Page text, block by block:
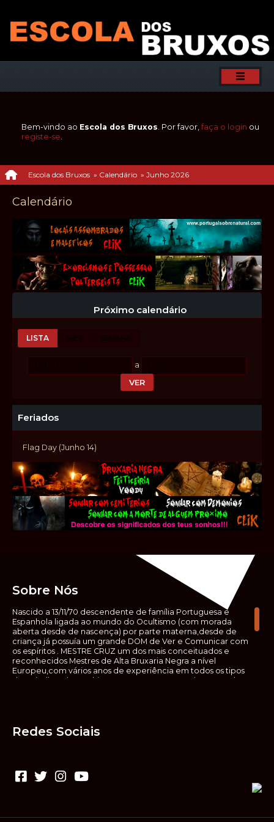
Bem-vindo ao Escola dos Bruxos. Por favor, faça o login ou
registe-se.
Escola dos Bruxos » Calendário » Junho 2026
Calendário
Próximo calendário
LISTA MÊS SEMANA
a
Feriados
Flag Day (Junho 14)
Sobre Nós
Nascido a 13/11/70 descendente de família Portuguesa e
Espanhola ligada ao mundo do Ocultismo (com morada
aberta desde de nascença) por parte materna,desde de
criança já possuía um grande DOM de Ver e Comunicar com
os espíritos . MESTRE CRUZ um dos mais conceituados e
reconhecidos Mestres de Alta Bruxaria Negra a nível
Europeu,com vários anos de experiência em todos os tipos
de trabalhos de Ocultismo. Escreveu os seus saberes ocultos
não o faça sem precauções e sem possuir a devida
poderão causar danos. Consultai por isso sempre um
(médium) conhecedor, quando se trata de fazer trabalhos
Redes Sociais